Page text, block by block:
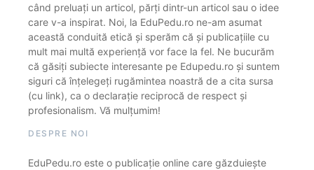
când preluați un articol, părți dintr-un articol sau o idee
care v-a inspirat. Noi, la EduPedu.ro ne-am asumat
această conduită etică și sperăm că și publicațiile cu
mult mai multă experiență vor face la fel. Ne bucurăm
că găsiți subiecte interesante pe Edupedu.ro și suntem
siguri că înțelegeți rugămintea noastră de a cita sursa
(cu link), ca o declarație reciprocă de respect și
profesionalism. Vă mulțumim!
DESPRE NOI
EduPedu.ro este o publicație online care găzduiește